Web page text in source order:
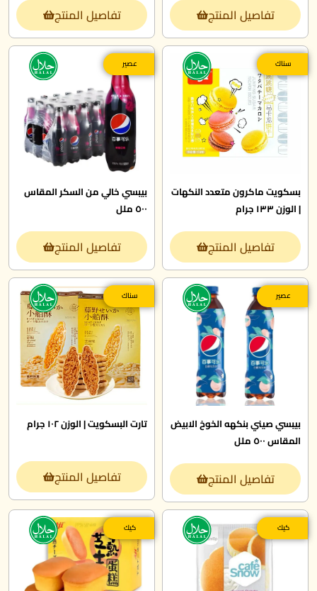
تفاصيل المنتج تفاصيل المنتج
سناك
بسكويت ماكرون متعدد النكهات
| الوزن ١٣٣ جرام
تفاصيل المنتج
عصير
بيبسي خالي من السكر المقاس
٥٠٠ ملل
تفاصيل المنتج
عصير
بيبسي صيني بنكهه الخوخ الابيض
المقاس ٥٠٠ ملل
تفاصيل المنتج
سناك
تارت البسكويت | الوزن ١٠٢ جرام
تفاصيل المنتج
كيك كيك